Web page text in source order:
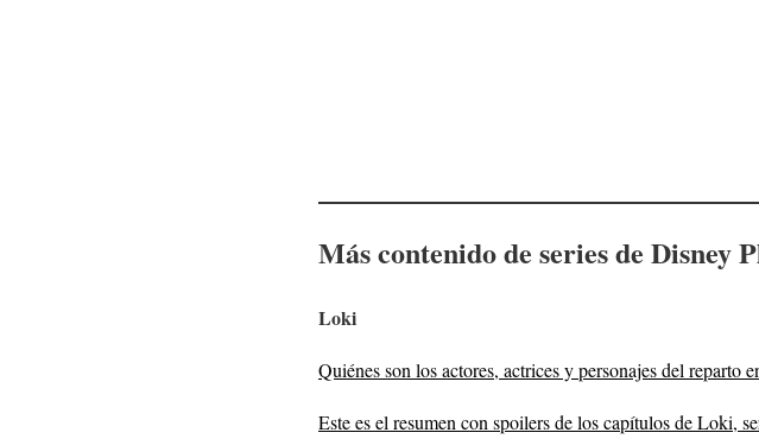
Más contenido de series de Disney
Loki
Quiénes son los actores, actrices y personajes del
Este es el resumen con spoilers de los capítulos de Loki,